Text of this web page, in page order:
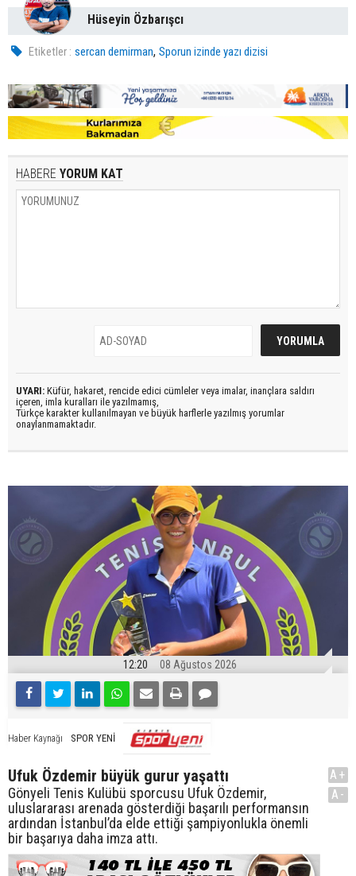
Hüseyin Özbarışcı
Etiketler : sercan demirman,Sporun izinde yazı dizisi
HABERE YORUM KAT
UYARI: Küfür, hakaret, rencide edici cümleler veya imalar, inançlara saldırı
içeren, imla kuralları ile yazılmamış,
Türkçe karakter kullanılmayan ve büyük harflerle yazılmış yorumlar
onaylanmamaktadır.
12:20 08 Ağustos 2026
Haber Kaynağı SPOR YENİ
Ufuk Özdemir büyük gurur yaşattı
Gönyeli Tenis Kulübü sporcusu Ufuk Özdemir,
uluslararası arenada gösterdiği başarılı performansın
ardından İstanbul’da elde ettiği şampiyonlukla önemli
bir başarıya daha imza attı.
A+
A-